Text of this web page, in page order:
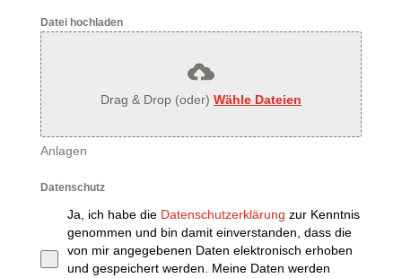
Datei hochladen
Drag & Drop (oder) Wähle Dateien
Anlagen
Datenschutz
Ja, ich habe die Datenschutzerklärung zur Kenntnis
genommen und bin damit einverstanden, dass die
von mir angegebenen Daten elektronisch erhoben
und gespeichert werden. Meine Daten werden